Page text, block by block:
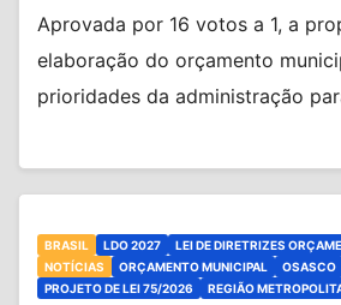
Aprovada por 16 votos a 1, a
elaboração do orçamento
prioridades da administração
BRASIL LDO 2027 LEI DE DIRETRIZES
NOTÍCIAS
ORÇAMENTO MUNICIPAL OSASCO
PROJETO DE LEI 75/2026
REGIÃO